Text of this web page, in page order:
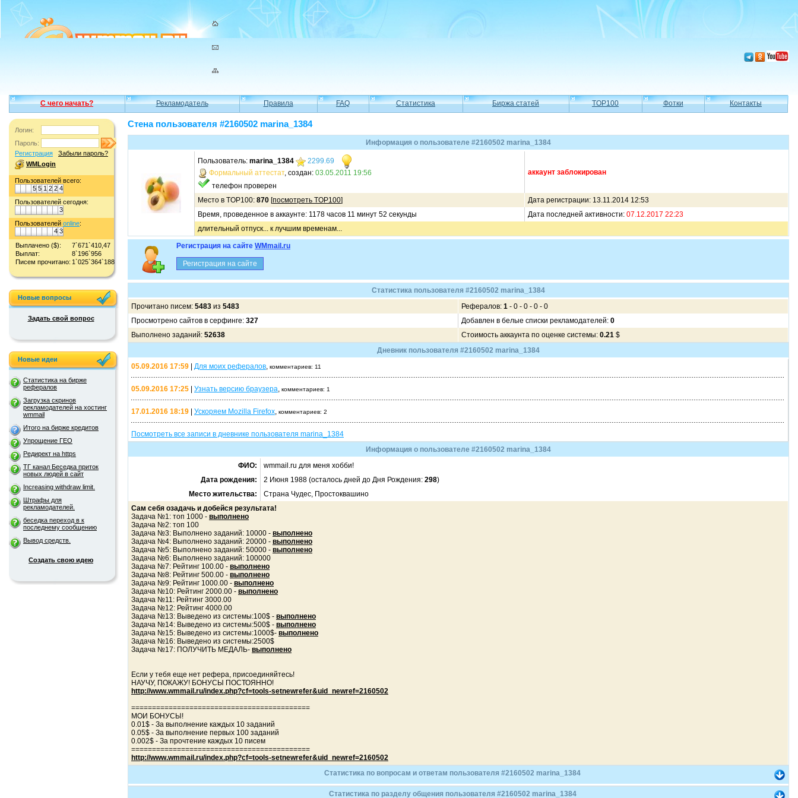
С чего начать? Рекламодатель Правила FAQ Статистика Биржа статей TOP100 Фотки Контакты
Логин:
Пароль:
Регистрация
Забыли пароль?
WMLogin
Пользователей всего:
5 5 1 2 2 4
Пользователей сегодня:
3
Пользователей online:
4 3
Выплачено ($):
7`671`410,47
Выплат:
8`196`956
Писем прочитано: 1`025`364`188
Новые вопросы
Задать свой вопрос
Новые идеи
Статистика на бирже
рефералов
Загрузка скринов
рекламодателей на хостинг
wmmail
Итого на бирже кредитов
Упрощение ГЕО
Редирект на https
ТГ канал Беседка приток
новых людей в сайт
Increasing withdraw limit.
Штрафы для
рекламодателей.
беседка переход в к
последнему сообщению
Вывод средств.
Создать свою идею
Стена пользователя #2160502 marina_1384
Информация о пользователе #2160502 marina_1384
Пользователь: marina_1384
2299.69
Формальный аттестат, создан: 03.05.2011 19:56
телефон проверен
аккаунт заблокирован
Место в TOP100: 870 [посмотреть TOP100]
Дата регистрации: 13.11.2014 12:53
Время, проведенное в аккаунте: 1178 часов 11 минут 52 секунды
Дата последней активности: 07.12.2017 22:23
длительный отпуск... к лучшим временам...
Регистрация на сайте WMmail.ru
Статистика пользователя #2160502 marina_1384
Прочитано писем: 5483 из 5483 Рефералов: 1 - 0 - 0 - 0 - 0
Просмотрено сайтов в серфинге: 327 Добавлен в белые списки рекламодателей: 0
Выполнено заданий: 52638 Стоимость аккаунта по оценке системы: 0.21 $
Дневник пользователя #2160502 marina_1384
05.09.2016 17:59
Для моих рефералов, комментариев: 11
05.09.2016 17:25 Узнать версию браузера, комментариев: 1
17.01.2016 18:19 Ускоряем Mozilla Firefox, комментариев: 2
Посмотреть все записи в дневнике пользователя marina_1384
Информация о пользователе #2160502 marina_1384
ФИО:
wmmail.ru для меня хобби!
Дата рождения:
2 Июня 1988 (осталось дней до Дня Рождения: 298)
Место жительства:
Страна Чудес, Простоквашино
Сам себя озадачь и добейся результата!
Задача №1: топ 1000 - выполнено
Задача №2: топ 100
Задача №3: Выполнено заданий: 10000 - выполнено
Задача №4: Выполнено заданий: 20000 - выполнено
Задача №5: Выполнено заданий: 50000 - выполнено
Задача №6: Выполнено заданий: 100000
Задача №7: Рейтинг 100.00 - выполнено
Задача №8: Рейтинг 500.00 - выполнено
Задача №9: Рейтинг 1000.00 - выполнено
Задача №10: Рейтинг 2000.00 - выполнено
Задача №11: Рейтинг 3000.00
Задача №12: Рейтинг 4000.00
Задача №13: Выведено из системы:100$ - выполнено
Задача №14: Выведено из системы:500$ - выполнено
Задача №15: Выведено из системы:1000$- выполнено
Задача №16: Выведено из системы:2500$
Задача №17: ПОЛУЧИТЬ МЕДАЛЬ- выполнено
Если у тебя еще нет рефера, присоединяйтесь!
НАУЧУ, ПОКАЖУ! БОНУСЫ ПОСТОЯННО!
http://www.wmmail.ru/index.php?cf=tools-setnewrefer&uid_newref=2160502
===========================================
МОИ БОНУСЫ!
0.01$ - За выполнение каждых 10 заданий
0.05$ - За выполнение первых 100 заданий
0.002$ - За прочтение каждых 10 писем
===========================================
http://www.wmmail.ru/index.php?cf=tools-setnewrefer&uid_newref=2160502
Статистика по вопросам и ответам пользователя #2160502 marina_1384
Статистика по разделу общения пользователя #2160502 marina_1384